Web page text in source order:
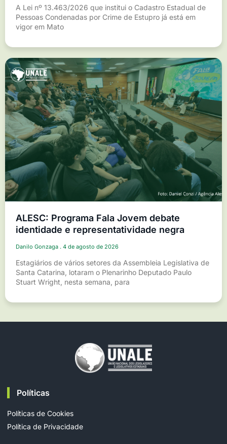
A Lei nº 13.463/2026 que institui o Cadastro Estadual de
Pessoas Condenadas por Crime de Estupro já está em
vigor em Mato
ALESC: Programa Fala Jovem debate
identidade e representatividade negra
Danilo Gonzaga 4 de agosto de 2026
Estagiários de vários setores da Assembleia Legislativa de
Santa Catarina, lotaram o Plenarinho Deputado Paulo
Stuart Wright, nesta semana, para
Políticas
Políticas de Cookies
Política de Privacidade